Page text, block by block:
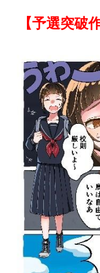
【予選突破